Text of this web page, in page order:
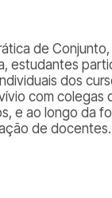
de Conjunto,
estudantes
dos
com colegas
e ao longo da
de docentes.